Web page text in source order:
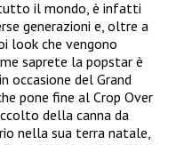
il mondo, è infatti
generazioni e, oltre a
look che vengono
saprete la popstar è
occasione del Grand
pone fine al Crop Over
della canna da
nella sua terra natale,